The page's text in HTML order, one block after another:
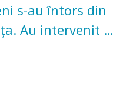
s-au întors din
Au intervenit la
și pădure